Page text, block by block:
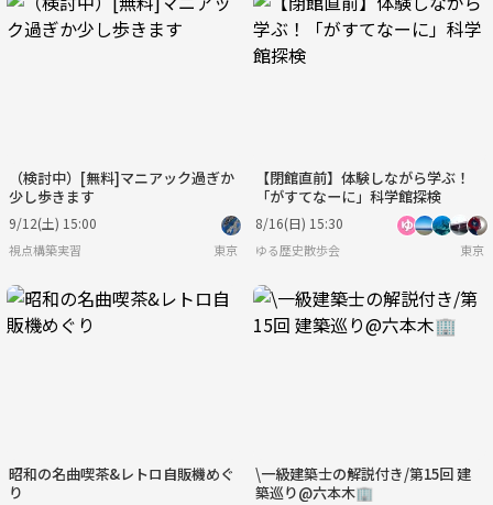
（検討中）[無料]マニアック過ぎか
少し歩きます
9/12(土) 15:00
視点構築実習 東京
【閉館直前】体験しながら学ぶ！
「がすてなーに」科学館探検
8/16(日) 15:30
ゆる歴史散歩会 東京
昭和の名曲喫茶&レトロ自販機めぐ
り
\一級建築士の解説付き/第15回 建
築巡り@六本木🏢